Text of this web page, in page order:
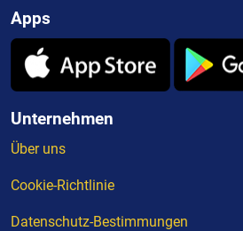
Apps
Unternehmen
Über uns
Cookie-Richtlinie
Datenschutz-Bestimmungen